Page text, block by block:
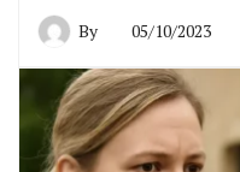
By 05/10/2023